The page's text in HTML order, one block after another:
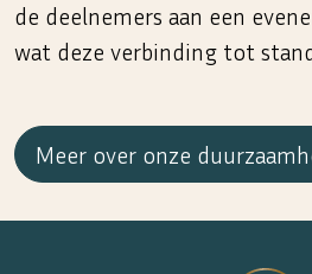
de deelnemers aan een
wat deze verbinding tot
Meer over onze